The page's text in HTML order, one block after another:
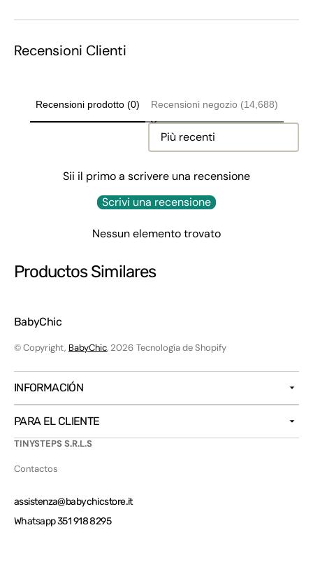
Recensioni Clienti
Recensioni prodotto (0) Recensioni negozio (14,688)
Sort reviews by
Sii il primo a scrivere una recensione
Scrivi una recensione
Nessun elemento trovato
Productos Similares
BabyChic
© Copyright, BabyChic, 2026 Tecnología de Shopify
INFORMACIÓN
PARA EL CLIENTE
TINYSTEPS S.R.L.S
Contactos
assistenza@babychicstore.it
Whatsapp 351 918 8295